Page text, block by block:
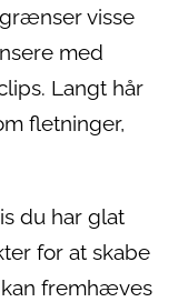
visse
med
Langt hår
fletninger,
du har glat
for at skabe
fremhæves